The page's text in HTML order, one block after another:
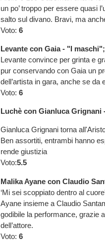
un po’ troppo per essere quasi
salto sul divano. Bravi, ma
Voto: 6
Levante con Gaia - "I maschi";
Levante convince per grinta e
pur conservando con Gaia un
dell’artista in gara, anche se
Voto: 6
Luchè con Gianluca Grignani
Gianluca Grignani torna
Ben assortiti, entrambi hanno
rende giustizia
Voto:5.5
Malika Ayane con Claudio
‘Mi sei scoppiato dentro al
Ayane insieme a Claudio
godibile la performance, grazie
dell’attore.
Voto: 6